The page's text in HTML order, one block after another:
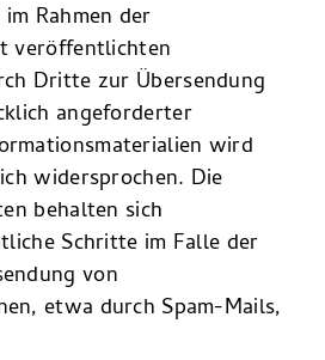
Rahmen der
veröffentlichten
Dritte zur Übersendung
angeforderter
wird
widersprochen. Die
behalten sich
Schritte im Falle der
von
etwa durch Spam-Mails,